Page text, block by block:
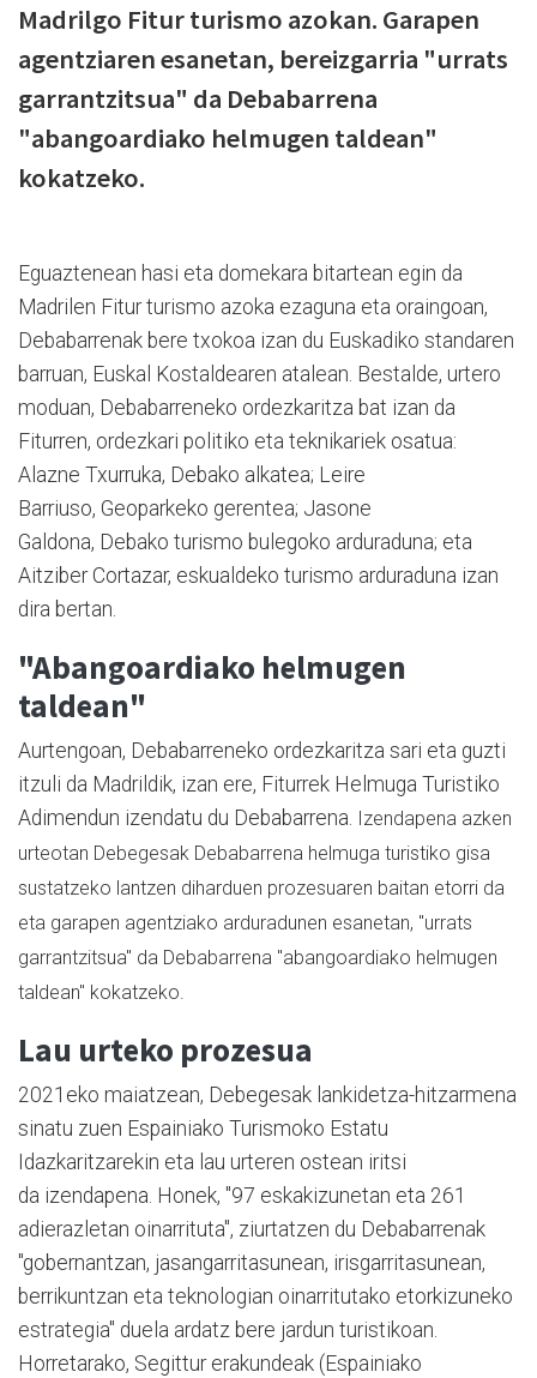
Madrilgo Fitur turismo azokan. Garapen
agentziaren esanetan, bereizgarria "urrats
garrantzitsua" da Debabarrena
"abangoardiako helmugen taldean"
kokatzeko.
Eguaztenean hasi eta domekara bitartean egin da
Madrilen Fitur turismo azoka ezaguna eta oraingoan,
Debabarrenak bere txokoa izan du Euskadiko standaren
barruan, Euskal Kostaldearen atalean. Bestalde, urtero
moduan, Debabarreneko ordezkaritza bat izan da
Fiturren, ordezkari politiko eta teknikariek osatua:
Alazne Txurruka, Debako alkatea; Leire
Barriuso, Geoparkeko gerentea; Jasone
Galdona, Debako turismo bulegoko arduraduna; eta
Aitziber Cortazar, eskualdeko turismo arduraduna izan
dira bertan.
"Abangoardiako helmugen
taldean"
Aurtengoan, Debabarreneko ordezkaritza sari eta guzti
itzuli da Madrildik, izan ere, Fiturrek Helmuga Turistiko
Adimendun izendatu du Debabarrena. Izendapena azken
urteotan Debegesak Debabarrena helmuga turistiko gisa
sustatzeko lantzen diharduen prozesuaren baitan etorri da
eta garapen agentziako arduradunen esanetan, "urrats
garrantzitsua" da Debabarrena "abangoardiako helmugen
taldean" kokatzeko.
Lau urteko prozesua
2021eko maiatzean, Debegesak lankidetza-hitzarmena
sinatu zuen Espainiako Turismoko Estatu
Idazkaritzarekin eta lau urteren ostean iritsi
da izendapena. Honek, "97 eskakizunetan eta 261
adierazletan oinarrituta", ziurtatzen du Debabarrenak
"gobernantzan, jasangarritasunean, irisgarritasunean,
berrikuntzan eta teknologian oinarritutako etorkizuneko
estrategia" duela ardatz bere jardun turistikoan.
Horretarako, Segittur erakundeak (Espainiako